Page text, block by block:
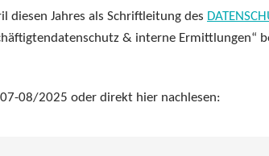
diesen Jahres als Schriftleitung des
& interne Ermittlungen“
08/2025 oder direkt hier nachlesen: